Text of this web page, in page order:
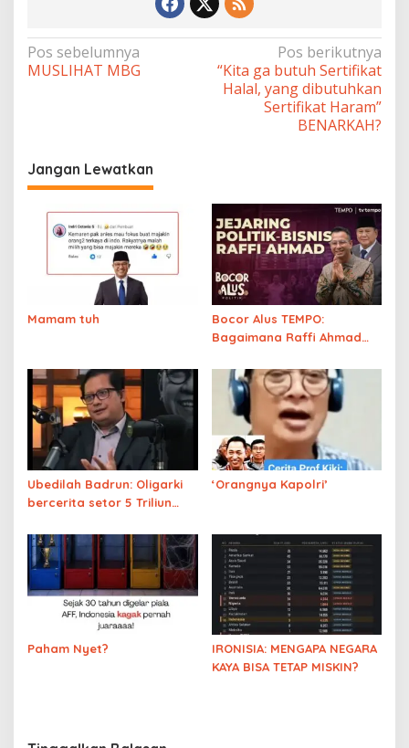
Navigasi
pos
Pos sebelumnya
MUSLIHAT MBG
Pos berikutnya
“Kita ga butuh Sertifikat
Halal, yang dibutuhkan
Sertifikat Haram”
BENARKAH?
Jangan Lewatkan
Mamam tuh
Bocor Alus TEMPO:
Bagaimana Raffi Ahmad
Bisnis dan Jejaring
Politiknya
Ubedilah Badrun: Oligarki
bercerita setor 5 Triliun
Siapakah K? putra
mahkota?
‘Orangnya Kapolri’
Paham Nyet?
IRONISIA: MENGAPA NEGARA
KAYA BISA TETAP MISKIN?